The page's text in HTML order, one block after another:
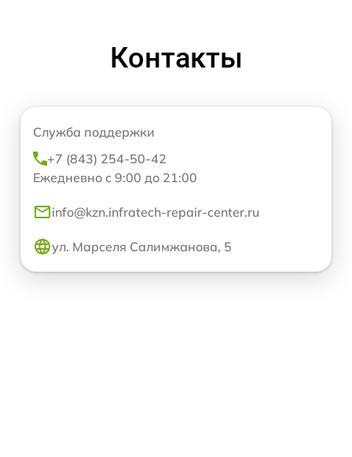
Контакты
Служба поддержки
+7 (843) 254-50-42
Ежедневно с 9:00 до 21:00
info@kzn.infratech-repair-center.ru
ул. Марселя Салимжанова, 5